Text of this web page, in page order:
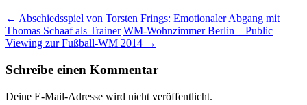
← Abschiedsspiel von Torsten Frings: Emotionaler Abgang mit
Thomas Schaaf als Trainer WM-Wohnzimmer Berlin – Public
Viewing zur Fußball-WM 2014 →
Schreibe einen Kommentar
Deine E-Mail-Adresse wird nicht veröffentlicht.